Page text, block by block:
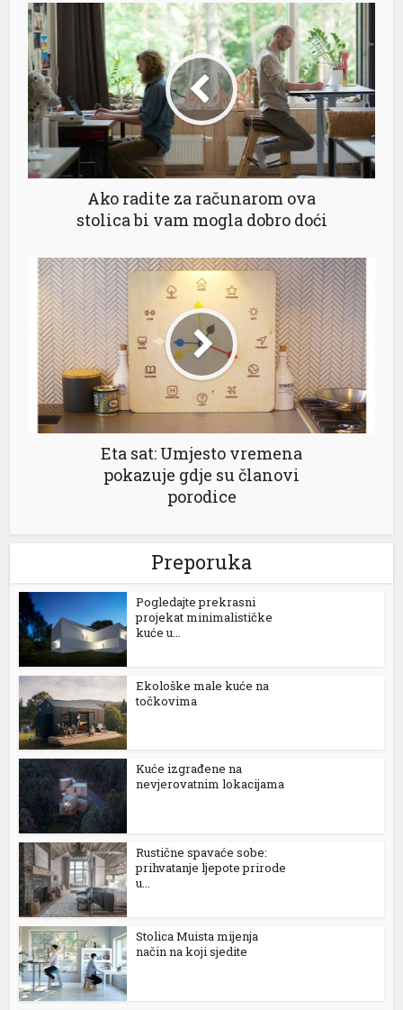
Ako radite za računarom ova
stolica bi vam mogla dobro doći
Eta sat: Umjesto vremena
pokazuje gdje su članovi
porodice
Preporuka
Pogledajte prekrasni
projekat minimalističke
kuće u...
Ekološke male kuće na
točkovima
Kuće izgrađene na
nevjerovatnim lokacijama
Rustične spavaće sobe:
prihvatanje ljepote prirode
u...
Stolica Muista mijenja
način na koji sjedite